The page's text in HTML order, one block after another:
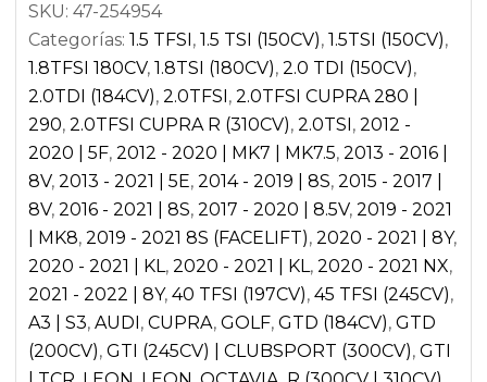
|
SEAT
LEON
CUPRA
5F
SKODA
OCTAVIA
NX
RS
|
VOLKSWAGEN
SKU: 47-254954
Categorías: 1.5 TFSI , 1.5 TSI (150CV), 1.5TSI (150CV),
1.8TFSI 180CV, 1.8TSI (180CV), 2.0 TDI (150CV),
2.0TDI (184CV), 2.0TFSI , 2.0TFSI CUPRA 280 |
290, 2.0TFSI CUPRA R (310CV), 2.0TSI , 2012 -
2020 | 5F, 2012 - 2020 | MK7 | MK7.5, 2013 - 2016 |
8V, 2013 - 2021 | 5E, 2014 - 2019 | 8S, 2015 - 2017 |
8V, 2016 - 2021 | 8S, 2017 - 2020 | 8.5V, 2019 - 2021
| MK8, 2019 - 2021 8S (FACELIFT), 2020 - 2021 | 8Y,
2020 - 2021 | KL, 2020 - 2021 | KL, 2020 - 2021 NX,
2021 - 2022 | 8Y, 40 TFSI (197CV), 45 TFSI (245CV),
A3 | S3, AUDI , CUPRA, GOLF, GTD (184CV), GTD
(200CV), GTI (245CV) | CLUBSPORT (300CV), GTI